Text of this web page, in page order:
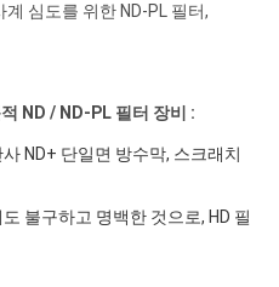
심도를 위한 ND-PL 필터,
ND / ND-PL 필터 장비 :
ND+ 단일면 방수막, 스크래치
불구하고 명백한 것으로, HD 필